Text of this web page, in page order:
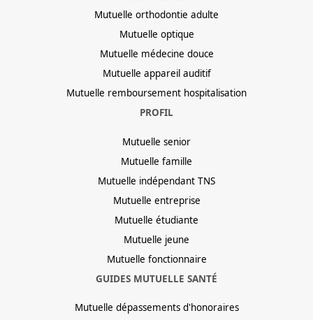
Mutuelle orthodontie adulte
Mutuelle optique
Mutuelle médecine douce
Mutuelle appareil auditif
Mutuelle remboursement hospitalisation
PROFIL
Mutuelle senior
Mutuelle famille
Mutuelle indépendant TNS
Mutuelle entreprise
Mutuelle étudiante
Mutuelle jeune
Mutuelle fonctionnaire
GUIDES MUTUELLE SANTÉ
Mutuelle dépassements d'honoraires